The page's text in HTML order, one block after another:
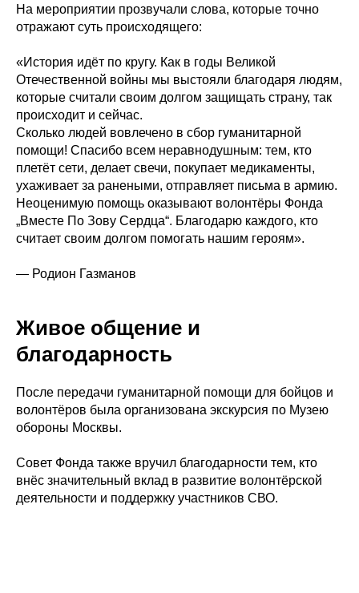
На мероприятии прозвучали слова, которые точно
отражают суть происходящего:
«История идёт по кругу. Как в годы Великой
Отечественной войны мы выстояли благодаря людям,
которые считали своим долгом защищать страну, так
происходит и сейчас.
Сколько людей вовлечено в сбор гуманитарной
помощи! Спасибо всем неравнодушным: тем, кто
плетёт сети, делает свечи, покупает медикаменты,
ухаживает за ранеными, отправляет письма в армию.
Неоценимую помощь оказывают волонтёры Фонда
„Вместе По Зову Сердца“. Благодарю каждого, кто
считает своим долгом помогать нашим героям».
— Родион Газманов
Живое общение и
благодарность
После передачи гуманитарной помощи для бойцов и
волонтёров была организована экскурсия по Музею
обороны Москвы.
Совет Фонда также вручил благодарности тем, кто
внёс значительный вклад в развитие волонтёрской
деятельности и поддержку участников СВО.